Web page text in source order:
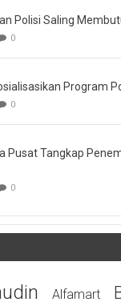
Polisi Saling
0
Program
0
Pusat Tangkap
0
Alfamart